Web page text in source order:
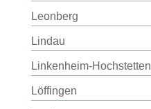
Leonberg
Lindau
Linkenheim-Hochstetten
Löffingen